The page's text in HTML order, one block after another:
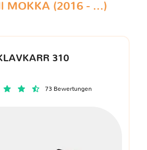
MOKKA (2016 - ...)
310
73 Bewertungen